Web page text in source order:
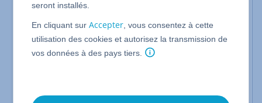
Microsoft sur tous vos appareils. Vous trouverez
dans cette catégorie les informations nécessaires
sur la manière de configurer et d'utiliser ces
applications.
Configurer Microsoft 365
Microsoft 365 pour
Configurez votre Google Workspace et créez de
seront installés.
En cliquant surAccepter , vous consentez à cette
utilisation des cookies et autorisez la transmission de
vos données à des pays tiers.